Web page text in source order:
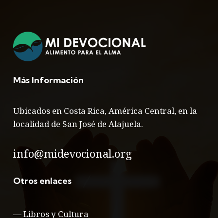
Más Información
Ubicados en Costa Rica, América Central, en la
localidad de San José de Alajuela.
info@midevocional.org
Otros enlaces
—Libros y Cultura